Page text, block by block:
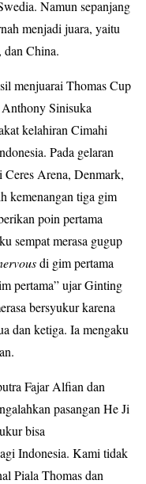
Namun sepanjang
menjadi juara, yaitu
dan China.
menjuarai Thomas Cup
Sinisuka
kelahiran Cimahi
Pada gelaran
Arena, Denmark,
kemenangan tiga gim
poin pertama
sempat merasa gugup
di gim pertama
pertama” ujar Ginting
bersyukur karena
dan ketiga. Ia mengaku
Fajar Alfian dan
pasangan He Ji
bisa
Indonesia. Kami tidak
Piala Thomas dan